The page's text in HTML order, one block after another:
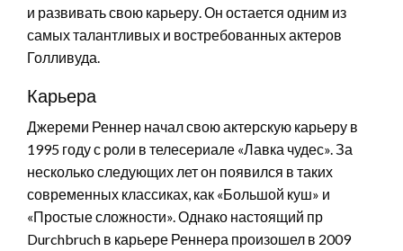
и развивать свою карьеру. Он остается одним из
самых талантливых и востребованных актеров
Голливуда.
Карьера
Джереми Реннер начал свою актерскую карьеру в
1995 году с роли в телесериале «Лавка чудес». За
несколько следующих лет он появился в таких
современных классиках, как «Большой куш» и
«Простые сложности». Однако настоящий пр
Durchbruch в карьере Реннера произошел в 2009